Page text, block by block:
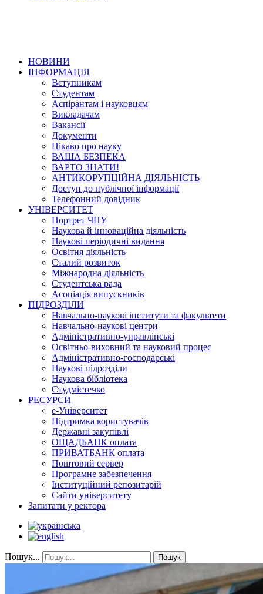
НОВИНИ
ІНФОРМАЦІЯ
Вступникам
Студентам
Аспірантам і науковцям
Викладачам
Вакансії
Документи
Цікаво про науку
ВАША БЕЗПЕКА
ВАРТО ЗНАТИ!
АНТИКОРУПЦІЙНА ДІЯЛЬНІСТЬ
Доступ до публічної інформації
Телефонний довідник
УНІВЕРСИТЕТ
Портрет ЧНУ
Наукова й інноваційна діяльність
Наукові періодичні видання
Освітня діяльність
Сталий розвиток
Міжнародна діяльність
Студентська рада
Асоціація випускників
ПІДРОЗДІЛИ
Навчально-наукові інститути та факультети
Навчально-наукові центри
Адміністративно-управлінські
Освітньо-виховний та науковий процес
Адміністративно-господарські
Наукові підрозділи
Наукова бібліотека
Студмістечко
РЕСУРСИ
е-Університет
Підтримка користувачів
Державні закупівлі
ОЩАДБАНК оплата
ПРИВАТБАНК оплата
Поштовий сервер
Програмне забезпечення
Інституційний репозитарій
Сайти університету
Запитати у ректора
Пошук... Пошук